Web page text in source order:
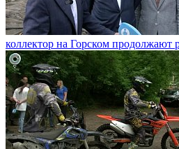
коллектор на Горском продолжают